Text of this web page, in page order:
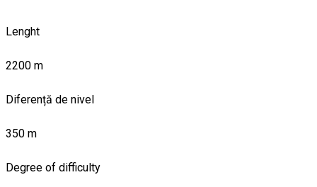
Lenght
2200 m
Diferență de nivel
350 m
Degree of difficulty